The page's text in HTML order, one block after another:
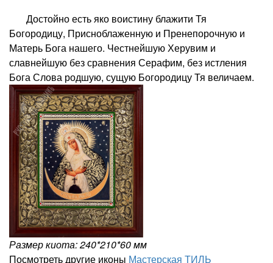
Достойно есть яко воистину блажити Тя
Богородицу, Присноблаженную и Пренепорочную и
Матерь Бога нашего. Честнейшую Херувим и
славнейшую без сравнения Серафим, без истления
Бога Слова родшую, сущую Богородицу Тя величаем.
Размер киота: 240*210*60 мм
Посмотреть другие иконы Мастерская ТИЛЬ